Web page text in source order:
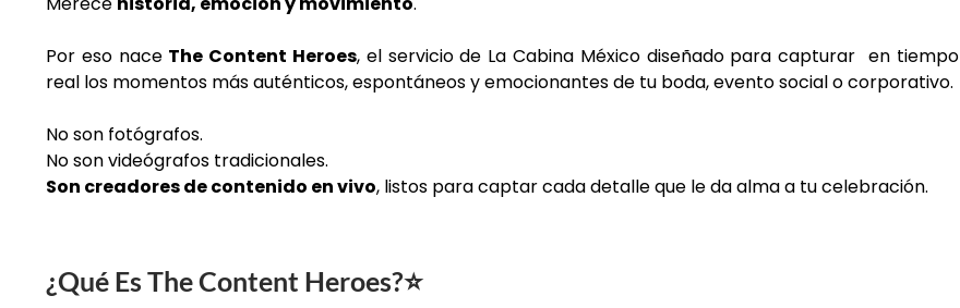
Por eso nace The Content Heroes, el servicio de La Cabina México diseñado para capturar en tiempo
real los momentos más auténticos, espontáneos y emocionantes de tu boda, evento social o corporativo.
No son fotógrafos.
No son videógrafos tradicionales.
Son creadores de contenido en vivo, listos para captar cada detalle que le da alma a tu celebración.
¿Qué Es The Content Heroes?⭐